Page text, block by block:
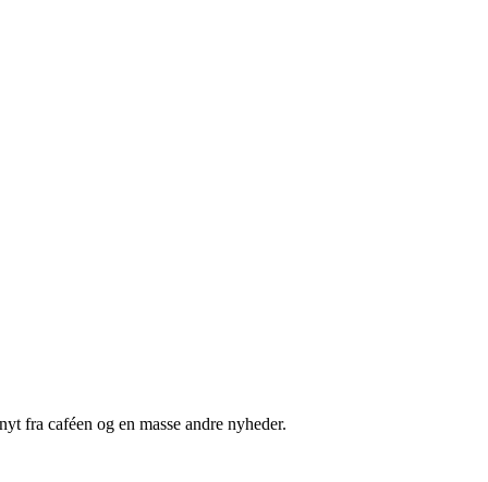
fra caféen og en masse andre nyheder.